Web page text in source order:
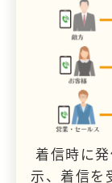
着信時に
示、着信を